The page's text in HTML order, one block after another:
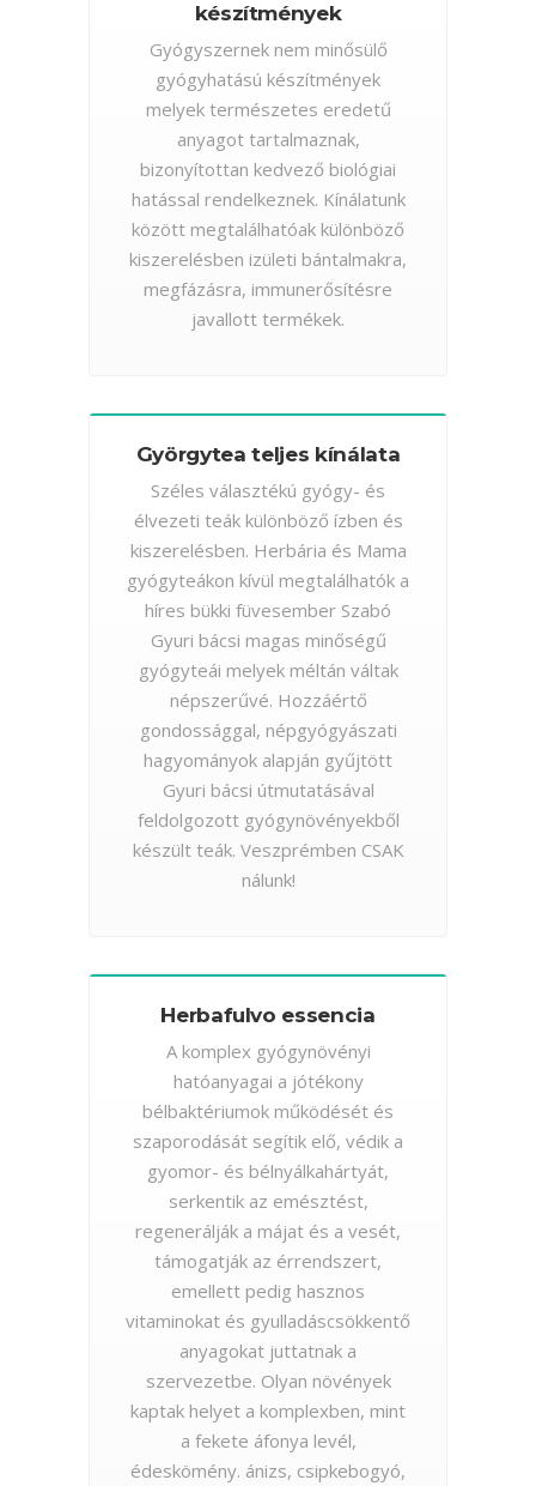
készítmények
Gyógyszernek nem minősülő
gyógyhatású készítmények
melyek természetes eredetű
anyagot tartalmaznak,
bizonyítottan kedvező biológiai
hatással rendelkeznek. Kínálatunk
között megtalálhatóak különböző
kiszerelésben izületi bántalmakra,
megfázásra, immunerősítésre
javallott termékek.
Györgytea teljes kínálata
Széles választékú gyógy- és
élvezeti teák különböző ízben és
kiszerelésben. Herbária és Mama
gyógyteákon kívül megtalálhatók a
híres bükki füvesember Szabó
Gyuri bácsi magas minőségű
gyógyteái melyek méltán váltak
népszerűvé. Hozzáértő
gondossággal, népgyógyászati
hagyományok alapján gyűjtött
Gyuri bácsi útmutatásával
feldolgozott gyógynövényekből
készült teák. Veszprémben CSAK
nálunk!
Herbafulvo essencia
A komplex gyógynövényi
hatóanyagai a jótékony
bélbaktériumok működését és
szaporodását segítik elő, védik a
gyomor- és bélnyálkahártyát,
serkentik az emésztést,
regenerálják a májat és a vesét,
támogatják az érrendszert,
emellett pedig hasznos
vitaminokat és gyulladáscsökkentő
anyagokat juttatnak a
szervezetbe. Olyan növények
kaptak helyet a komplexben, mint
a fekete áfonya levél,
édeskömény. ánizs, csipkebogyó,